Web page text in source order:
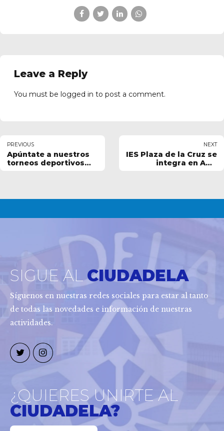
Leave a Reply
You must be logged in to post a comment.
PREVIOUS
Apúntate a nuestros
torneos deportivos
NEXT
IES Plaza de la Cruz se
integra en ADC
SIGUE ALCIUDADELA
Síguenos en nuestras redes sociales para estar al tanto
de todas las novedades e información de nuestras
actividades.
¿QUIERES UNIRTE AL
CIUDADELA?